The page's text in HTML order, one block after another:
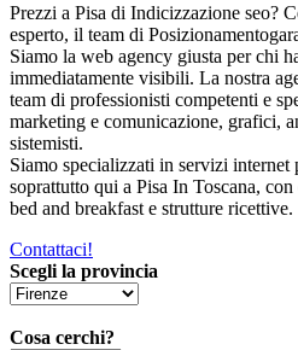
Prezzi a Pisa di Indicizzazione seo?
esperto, il team di
Siamo la web agency giusta per chi
immediatamente visibili. La nostra
team di professionisti competenti e
marketing e comunicazione, grafici,
sistemisti.
Siamo specializzati in servizi internet
soprattutto qui a Pisa In Toscana,
bed and breakfast e strutture ricettive.
Contattaci!
Scegli la provincia
Cosa cerchi?